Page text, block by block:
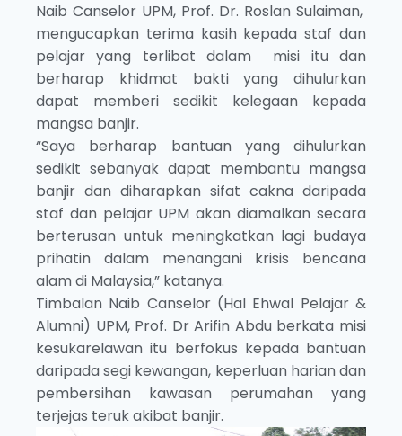
Naib Canselor UPM, Prof. Dr. Roslan Sulaiman,
mengucapkan terima kasih kepada staf dan
pelajar yang terlibat dalam misi itu dan
berharap khidmat bakti yang dihulurkan
dapat memberi sedikit kelegaan kepada
mangsa banjir.
“Saya berharap bantuan yang dihulurkan
sedikit sebanyak dapat membantu mangsa
banjir dan diharapkan sifat cakna daripada
staf dan pelajar UPM akan diamalkan secara
berterusan untuk meningkatkan lagi budaya
prihatin dalam menangani krisis bencana
alam di Malaysia,” katanya.
Timbalan Naib Canselor (Hal Ehwal Pelajar &
Alumni) UPM, Prof. Dr Arifin Abdu berkata misi
kesukarelawan itu berfokus kepada bantuan
daripada segi kewangan, keperluan harian dan
pembersihan kawasan perumahan yang
terjejas teruk akibat banjir.